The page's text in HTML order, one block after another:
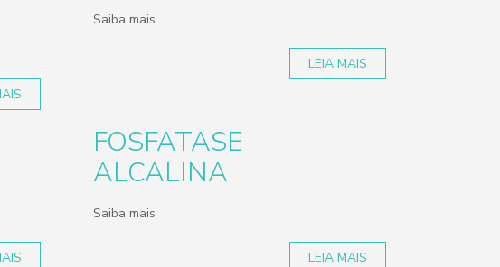
Saiba mais
LEIA MAIS
FOSFATASE
ALCALINA
Saiba mais
LEIA MAIS